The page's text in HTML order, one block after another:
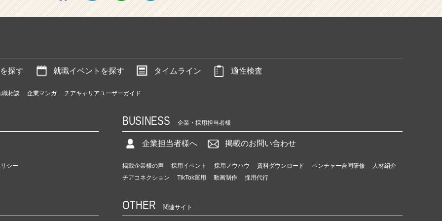
探す 就職イベントを探す タイムライン 適性検査
職相談 企業マンガ チアキャリアユーザーガイド
シー
BUSINESS 企業・採用担当者様
企業担当者様へ 掲載のお問い合わせ
掲載企業様の声 採用イベント 採用ノウハウ 資料ダウンロード ベンチャー合同研修
人材紹介
チアコネクション
TikTok運用 動画制作 採用代行
OTHER 関連サイト